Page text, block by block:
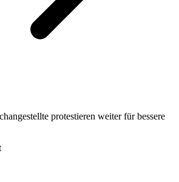
protestieren weiter für bessere